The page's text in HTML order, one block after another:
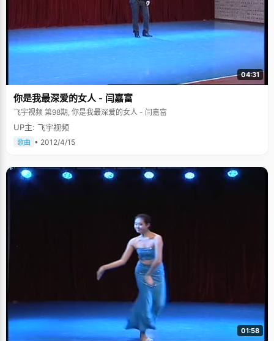
04:31
你是我最深爱的女人 - 闫嘉富
飞宇视频 第98期, 你是我最深爱的女人 - 闫嘉富
UP主: 飞宇视频
歌曲 • 2012/4/15
01:58